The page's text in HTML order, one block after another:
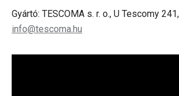
Gyártó: TESCOMA s. r. o., U Tescomy
info@tescoma.hu